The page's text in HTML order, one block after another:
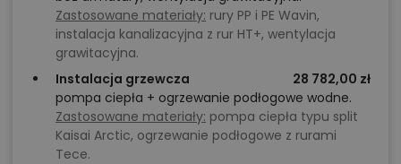
Zastosowane materiały: rury PP i PE Wavin,
instalacja kanalizacyjna z rur HT+, wentylacja
grawitacyjna.
Instalacja grzewcza
28 782,00 zł
pompa ciepła + ogrzewanie podłogowe wodne.
Zastosowane materiały: pompa ciepła typu split
Kaisai Arctic, ogrzewanie podłogowe z rurami
Tece.